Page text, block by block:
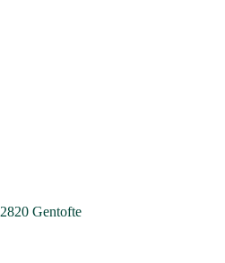
2820 Gentofte